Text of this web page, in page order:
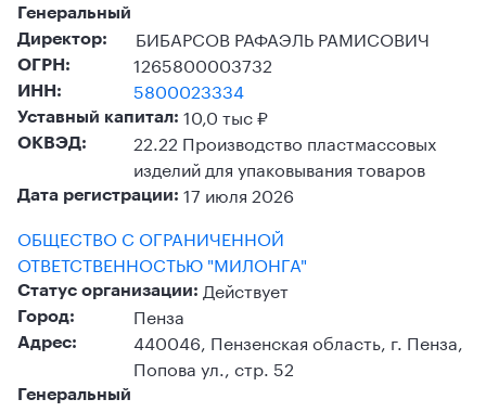
Генеральный
Директор:
БИБАРСОВ РАФАЭЛЬ РАМИСОВИЧ
ОГРН: 1265800003732
ИНН: 5800023334
Уставный капитал: 10,0 тыс ₽
ОКВЭД:
22.22 Производство пластмассовых
изделий для упаковывания товаров
Дата регистрации: 17 июля 2026
ОБЩЕСТВО С ОГРАНИЧЕННОЙ
ОТВЕТСТВЕННОСТЬЮ "МИЛОНГА"
Статус организации: Действует
Город: Пенза
Адрес:
440046, Пензенская область, г. Пенза,
Попова ул., стр. 52
Генеральный